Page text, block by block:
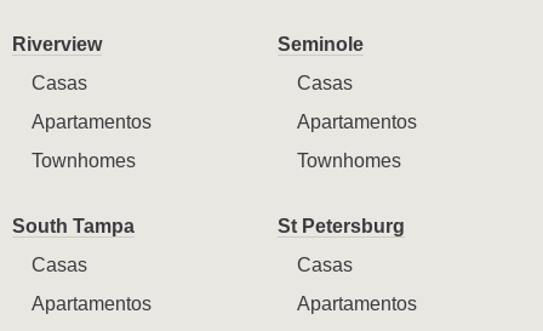
Riverview
Casas
Apartamentos
Townhomes
Seminole
Casas
Apartamentos
Townhomes
South Tampa
Casas
Apartamentos
St Petersburg
Casas
Apartamentos